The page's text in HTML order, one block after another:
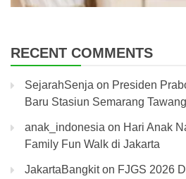
RECENT COMMENTS
SejarahSenja on Presiden
Baru Stasiun Semarang Tawang
anak_indonesia on Hari Anak
Family Fun Walk di Jakarta
JakartaBangkiton FJGS 2026